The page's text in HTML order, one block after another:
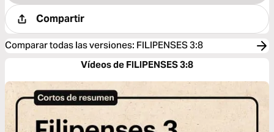
Compartir
Comparar todas las versiones: FILIPENSES 3:8
Vídeos de FILIPENSES 3:8